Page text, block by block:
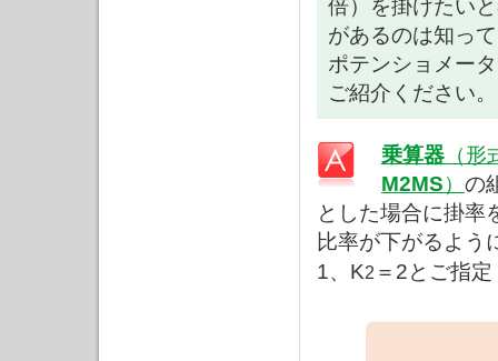
倍）を掛けたい
があるのは知っ
ポテンショメー
ご紹介ください。
乗算器 （形
M2MS） の
とした場合に掛率
比率が下がるよう
1、K2 ＝2とご指